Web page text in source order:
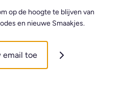
op de hoogte te blijven van
en nieuwe Smaakjes.